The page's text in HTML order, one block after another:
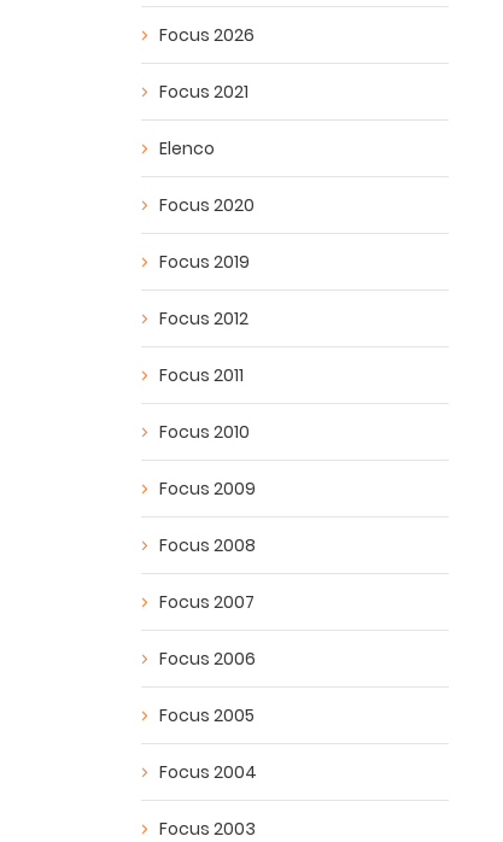
Focus 2026
Focus 2021
Elenco
Focus 2020
Focus 2019
Focus 2012
Focus 2011
Focus 2010
Focus 2009
Focus 2008
Focus 2007
Focus 2006
Focus 2005
Focus 2004
Focus 2003